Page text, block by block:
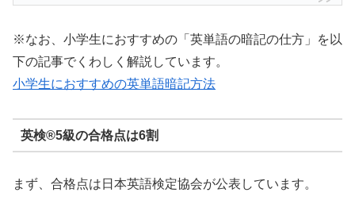
※なお、小学生におすすめの「英単語の暗記の仕方」を以
下の記事でくわしく解説しています。
小学生におすすめの英単語暗記方法
英検®5級の合格点は6割
まず、合格点は日本英語検定協会が公表しています。